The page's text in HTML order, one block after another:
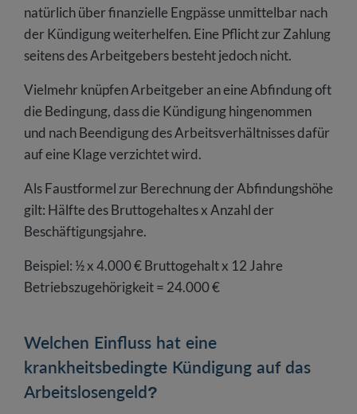
natürlich über finanzielle Engpässe unmittelbar nach
der Kündigung weiterhelfen. Eine Pflicht zur Zahlung
seitens des Arbeitgebers besteht jedoch nicht.
Vielmehr knüpfen Arbeitgeber an eine Abfindung oft
die Bedingung, dass die Kündigung hingenommen
und nach Beendigung des Arbeitsverhältnisses dafür
auf eine Klage verzichtet wird.
Als Faustformel zur Berechnung der Abfindungshöhe
gilt: Hälfte des Bruttogehaltes x Anzahl der
Beschäftigungsjahre.
Beispiel: ½ x 4.000 € Bruttogehalt x 12 Jahre
Betriebszugehörigkeit = 24.000 €
Welchen Einfluss hat eine
krankheitsbedingte Kündigung auf das
Arbeitslosengeld?